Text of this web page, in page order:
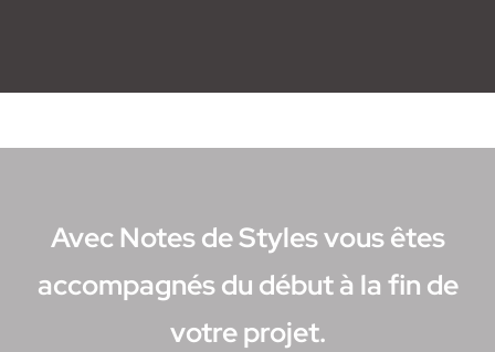
Avec Notes de Styles vous êtes
accompagnés du début à la fin de
votre projet.